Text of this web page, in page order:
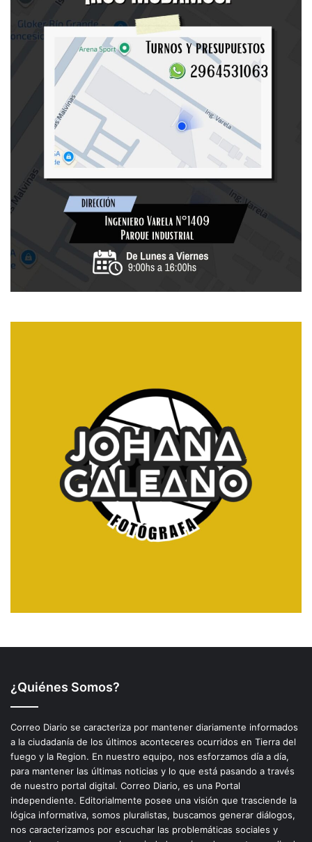
¿Quiénes Somos?
Correo Diario se caracteriza por mantener diariamente informados
a la ciudadanía de los últimos aconteceres ocurridos en Tierra del
fuego y la Region. En nuestro equipo, nos esforzamos día a día,
para mantener las últimas noticias y lo que está pasando a través
de nuestro portal digital. Correo Diario, es una Portal
independiente. Editorialmente posee una visión que trasciende la
lógica informativa, somos pluralistas, buscamos generar diálogos,
nos caracterizamos por escuchar las problemáticas sociales y